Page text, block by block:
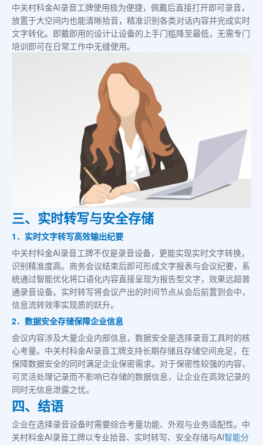
中关村科金AI录音工牌使用极为便捷，佩戴后直接打开即可录音，
放置于大空间内也能清晰拾音，精准识别各类对话内容并完成实时
文字转化。即戴即用的设计让设备的上手门槛降至最低，无需专门
培训即可在日常工作中无缝使用。
三、实时转写与安全存储
1．实时文字转写高效输出纪要
中关村科金AI录音工牌不仅是录音设备，更能实现实时文字转换，
识别精准度高。商务会议结束后即可形成文字报表与会议纪要，系
统通过智能优化将口语化内容直接呈现为报告型文字，效果远超普
通录音设备。实时转写将会议产出的时间节点从会后前置到会中，
信息流转效率实现质的跃升。
2．数据安全存储保障企业信息
会议内容涉及大量企业内部信息，数据安全是选择录音工具时的核
心考量。中关村科金AI录音工牌支持长期存储且存储空间充足，在
保障数据安全的同时满足企业保密需求。对于保密性较强的内容，
可灵活处理记录而不影响已存储的数据信息，让企业在高效记录的
同时无信息泄露之忧。
四、结语
企业在选择录音设备时需要综合考量功能、外观与业务适配性。中
关村科金AI录音工牌以专业拾音、实时转写、安全存储与AI智能分